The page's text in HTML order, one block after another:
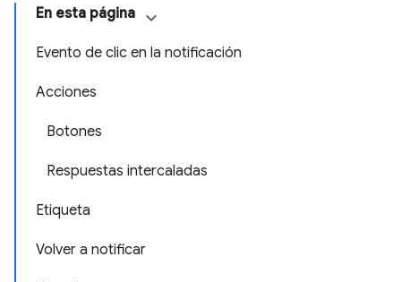
En esta página
Evento de clic en la notificación
Acciones
Botones
Respuestas intercaladas
Etiqueta
Volver a notificar